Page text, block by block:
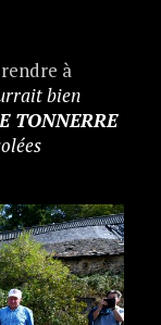
à
bien
TONNERRE